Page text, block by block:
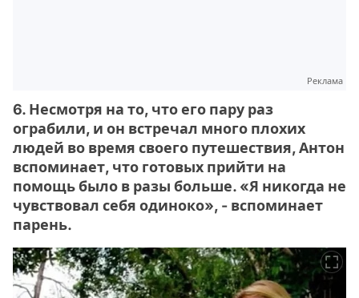
Реклама
6. Несмотря на то, что его пару раз
ограбили, и он встречал много плохих
людей во время своего путешествия, Антон
вспоминает, что готовых прийти на
помощь было в разы больше. «Я никогда не
чувствовал себя одиноко», - вспоминает
парень.